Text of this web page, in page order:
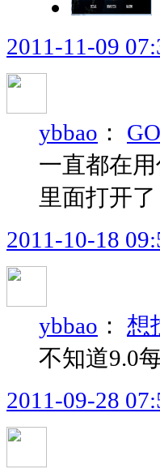
2011-11-09
ybbao ：
一直都在
里面打开
2011-10-18
ybbao ： 想
不知道9.0
2011-09-28